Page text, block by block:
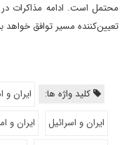
محتمل است. ادامه مذاکرات
تعیین‌کننده مسیر توافق
کلید واژه ها: ایران و
ایران و اسرائیل
ایران و